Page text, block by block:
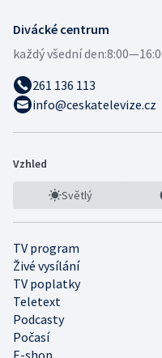
Divácké centrum
každý všední den:
261 136 113
info@ceskatelevize.cz
Vzhled
Světlý
TV program
Živé vysílání
TV poplatky
Teletext
Podcasty
Počasí
E-shop